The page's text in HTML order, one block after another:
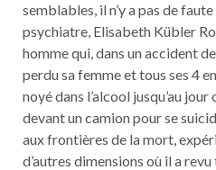
semblables, il n’y a pas de
psychiatre, Elisabeth Kübler
homme qui, dans un accident
perdu sa femme et tous ses 4
noyé dans l’alcool jusqu’au jour
devant un camion pour se
aux frontières de la mort,
d’autres dimensions où il a